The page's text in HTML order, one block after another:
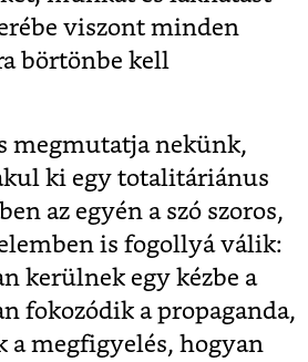
viszont minden
börtönbe kell
megmutatja nekünk,
ki egy totalitáriánus
az egyén a szó szoros,
is fogollyá válik:
kerülnek egy kézbe a
fokozódik a propaganda,
a megfigyelés, hogyan